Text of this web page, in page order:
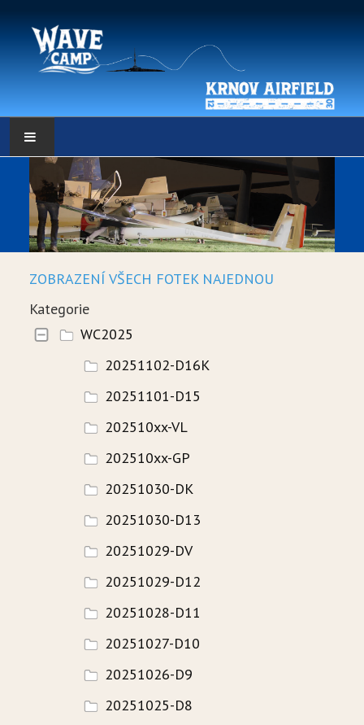
HLAVNÍ STRÁNKA
POČASÍ
POČASÍ - DATA
WEBKAMERY
LOW RES METEO
SELF BRIEFING
WAVECAMP 2024
WAVECAMP 2017
FOTOGALERIE
ZOBRAZENÍ VŠECH FOTEK NAJEDNOU
Kategorie
WC2025
20251102-D16K
20251101-D15
202510xx-VL
202510xx-GP
20251030-DK
20251030-D13
20251029-DV
20251029-D12
20251028-D11
20251027-D10
20251026-D9
20251025-D8